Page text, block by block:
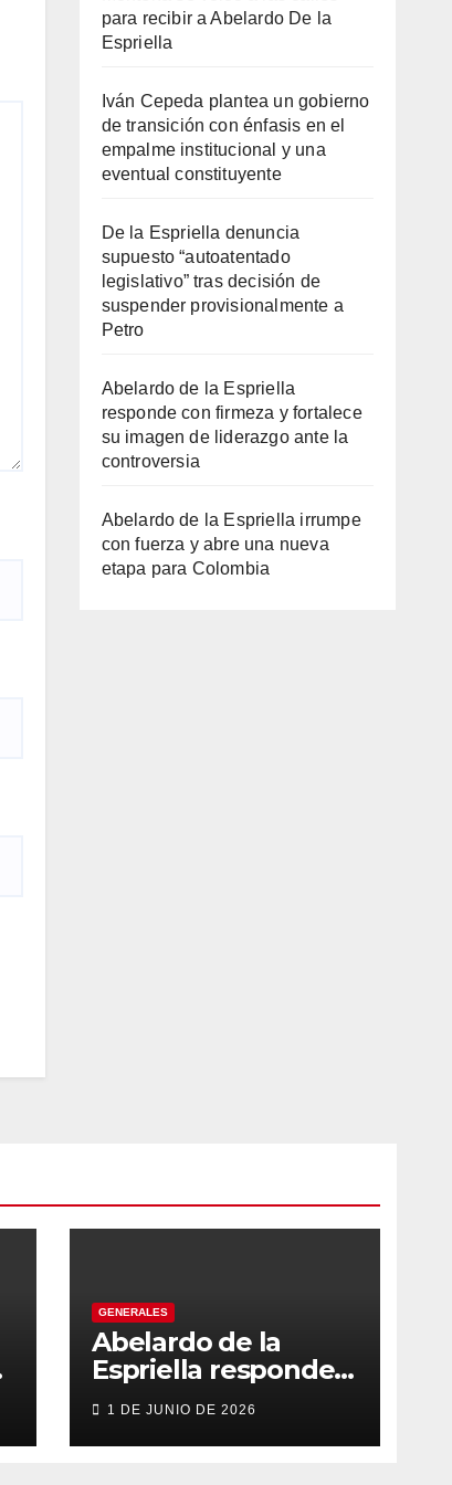
para recibir a Abelardo De la
Espriella
Iván Cepeda plantea un gobierno
de transición con énfasis en el
empalme institucional y una
eventual constituyente
De la Espriella denuncia
supuesto “autoatentado
legislativo” tras decisión de
suspender provisionalmente a
Petro
Abelardo de la Espriella
responde con firmeza y fortalece
su imagen de liderazgo ante la
controversia
Abelardo de la Espriella irrumpe
con fuerza y abre una nueva
etapa para Colombia
GENERALES
Abelardo de la
Espriella responde
con firmeza y
fortalece su imagen
de liderazgo ante la
1 DE JUNIO DE 2026